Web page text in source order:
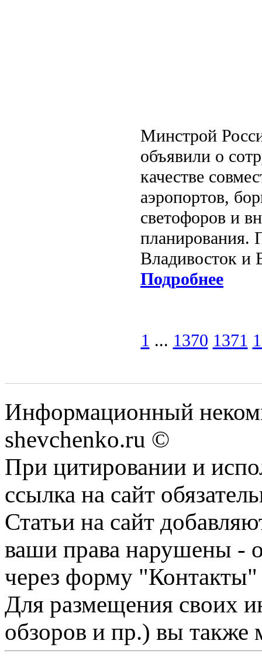
Минстрой
объявили о
качестве
аэропортов,
светофоров и
Владивосток и
Подробнее
1 ... 1370 1371
Информационный
shevchenko.ru ©
При цитировании и
ссылка на сайт
Статьи на сайт
ваши права нарушены -
через форму "Контакты"
Для размещения своих
обзоров и пр.) вы также